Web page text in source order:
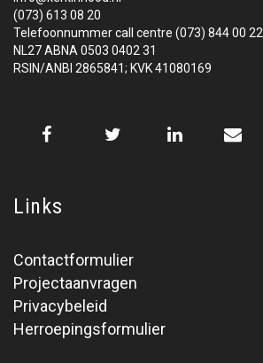
(073) 613 08 20
Telefoonnummer call centre (073) 844 00 22
NL27 ABNA 0503 0402 31
RSIN/ANBI 2865841; KVK 41080169
Links
Contactformulier
Projectaanvragen
Privacybeleid
Herroepingsformulier